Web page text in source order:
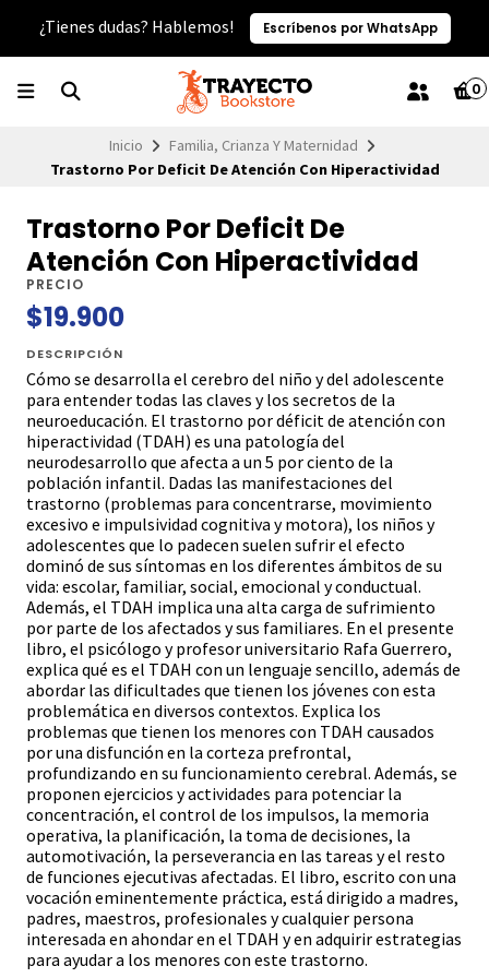
¿Tienes dudas? Hablemos! Escríbenos por WhatsApp
0
Inicio
Familia, Crianza Y Maternidad
Trastorno Por Deficit De Atención Con Hiperactividad
Trastorno Por Deficit De
Atención Con Hiperactividad
PRECIO
$19.900
DESCRIPCIÓN
Cómo se desarrolla el cerebro del niño y del adolescente
para entender todas las claves y los secretos de la
neuroeducación. El trastorno por déficit de atención con
hiperactividad (TDAH) es una patología del
neurodesarrollo que afecta a un 5 por ciento de la
población infantil. Dadas las manifestaciones del
trastorno (problemas para concentrarse, movimiento
excesivo e impulsividad cognitiva y motora), los niños y
adolescentes que lo padecen suelen sufrir el efecto
dominó de sus síntomas en los diferentes ámbitos de su
vida: escolar, familiar, social, emocional y conductual.
Además, el TDAH implica una alta carga de sufrimiento
por parte de los afectados y sus familiares. En el presente
libro, el psicólogo y profesor universitario Rafa Guerrero,
explica qué es el TDAH con un lenguaje sencillo, además de
abordar las dificultades que tienen los jóvenes con esta
problemática en diversos contextos. Explica los
problemas que tienen los menores con TDAH causados
por una disfunción en la corteza prefrontal,
profundizando en su funcionamiento cerebral. Además, se
proponen ejercicios y actividades para potenciar la
concentración, el control de los impulsos, la memoria
operativa, la planificación, la toma de decisiones, la
automotivación, la perseverancia en las tareas y el resto
de funciones ejecutivas afectadas. El libro, escrito con una
vocación eminentemente práctica, está dirigido a madres,
padres, maestros, profesionales y cualquier persona
interesada en ahondar en el TDAH y en adquirir estrategias
para ayudar a los menores con este trastorno.